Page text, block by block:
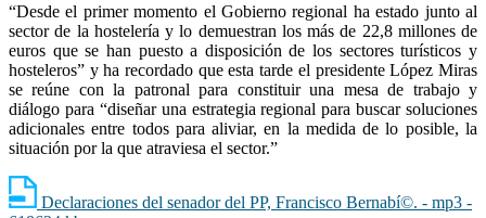
“Desde el primer momento el Gobierno regional ha estado junto al
sector de la hostelería y lo demuestran los más de 22,8 millones de
euros que se han puesto a disposición de los sectores turísticos y
hosteleros” y ha recordado que esta tarde el presidente López Miras
se reúne con la patronal para constituir una mesa de trabajo y
diálogo para “diseñar una estrategia regional para buscar soluciones
adicionales entre todos para aliviar, en la medida de lo posible, la
situación por la que atraviesa el sector.”
Declaraciones del senador del PP, Francisco Bernabí©. - mp3 -